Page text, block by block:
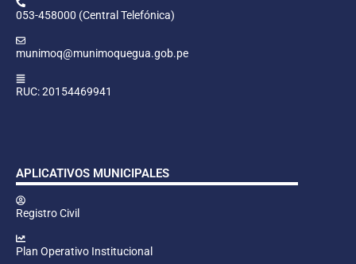
053-458000 (Central Telefónica)
munimoq@munimoquegua.gob.pe
RUC: 20154469941
APLICATIVOS MUNICIPALES
Registro Civil
Plan Operativo Institucional